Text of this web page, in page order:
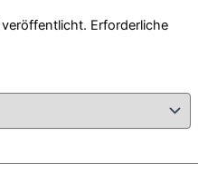
Erforderliche